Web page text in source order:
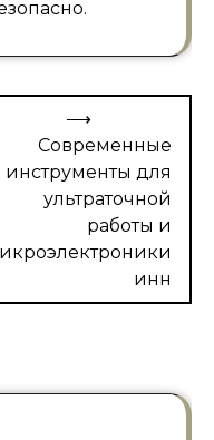
Современные
инструменты для
ультраточной
работы и
инн
⟶